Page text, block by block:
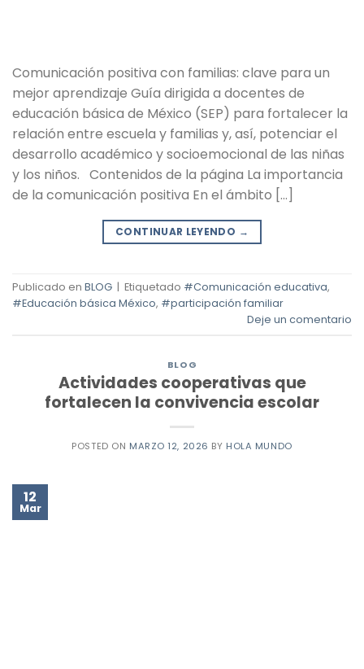
Comunicación positiva con familias: clave para un
mejor aprendizaje Guía dirigida a docentes de
educación básica de México (SEP) para fortalecer la
relación entre escuela y familias y, así, potenciar el
desarrollo académico y socioemocional de las niñas
y los niños. Contenidos de la página La importancia
de la comunicación positiva En el ámbito […]
CONTINUAR LEYENDO →
Publicado en BLOG | Etiquetado #Comunicación educativa,
#Educación básica México, #participación familiar
Deje un comentario
BLOG
Actividades cooperativas que
fortalecen la convivencia escolar
POSTED ON MARZO 12, 2026 BY HOLA MUNDO
12
Mar